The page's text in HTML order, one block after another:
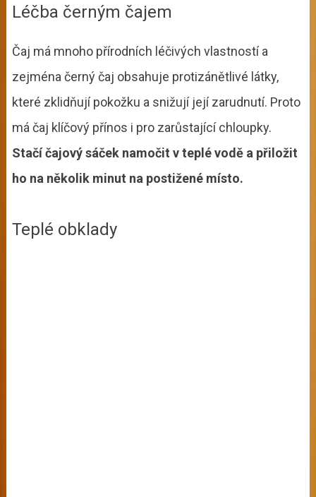
Léčba černým čajem
Čaj má mnoho přírodních léčivých vlastností a
zejména černý čaj obsahuje protizánětlivé látky,
které zklidňují pokožku a snižují její zarudnutí. Proto
má čaj klíčový přínos i pro zarůstající chloupky.
Stačí čajový sáček namočit v teplé vodě a přiložit
ho na několik minut na postižené místo.
Teplé obklady